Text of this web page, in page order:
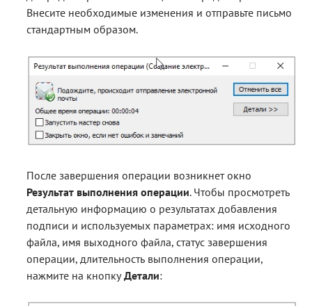
Внесите необходимые изменения и отправьте письмо
стандартным образом.
После завершения операции возникнет окно
Результат выполнения операции. Чтобы просмотреть
детальную информацию о результатах добавления
подписи и используемых параметрах: имя исходного
файла, имя выходного файла, статус завершения
операции, длительность выполнения операции,
нажмите на кнопкуДетали: